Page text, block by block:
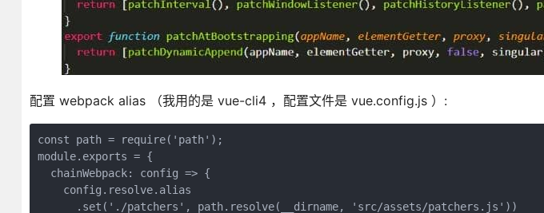
配置 webpack alias （我用的是 vue-cli4 ，配置文件是 vue.config.js ）:
const path = require('path');
module.exports = {
  chainWebpack: config => {
    config.resolve.alias
      .set('./patchers', path.resolve(__dirname, 'src/assets/patchers.js'))